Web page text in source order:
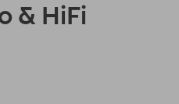
& HiFi